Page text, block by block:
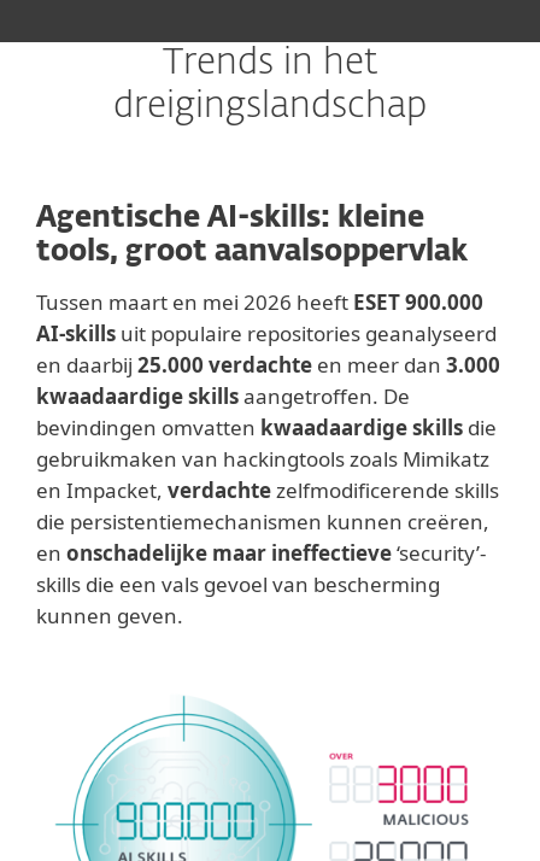
Trends in het
dreigingslandschap
Agentische AI-skills: kleine
tools, groot aanvalsoppervlak
Tussen maart en mei 2026 heeft ESET 900.000
AI-skills uit populaire repositories geanalyseerd
en daarbij 25.000 verdachte en meer dan 3.000
kwaadaardige skillsaangetroffen. De
bevindingen omvatten kwaadaardige skills die
gebruikmaken van hackingtools zoals Mimikatz
en Impacket, verdachtezelfmodificerende skills
die persistentiemechanismen kunnen creëren,
en onschadelijke maar ineffectieve‘security’-
skills die een vals gevoel van bescherming
kunnen geven.